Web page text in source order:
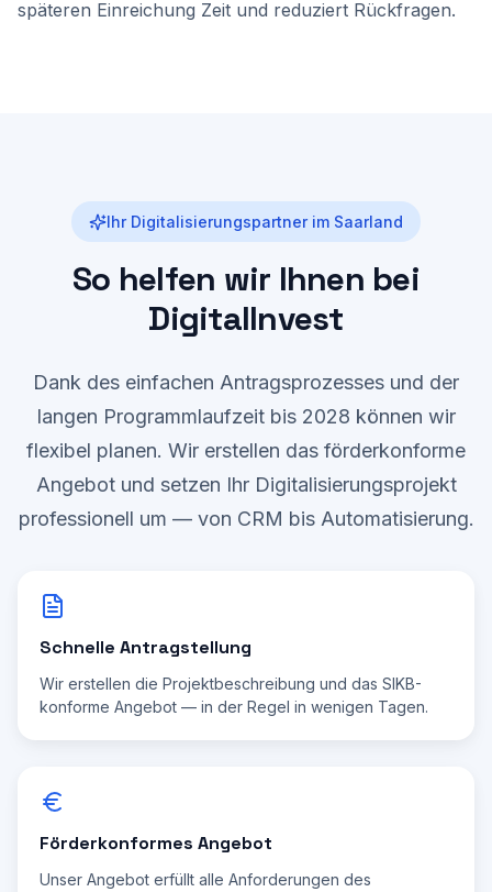
späteren Einreichung Zeit und reduziert Rückfragen.
Ihr Digitalisierungspartner im Saarland
So helfen wir Ihnen bei
DigitalInvest
Dank des einfachen Antragsprozesses und der
langen Programmlaufzeit bis 2028 können wir
flexibel planen. Wir erstellen das förderkonforme
Angebot und setzen Ihr Digitalisierungsprojekt
professionell um — von CRM bis Automatisierung.
Schnelle Antragstellung
Wir erstellen die Projektbeschreibung und das SIKB-
konforme Angebot — in der Regel in wenigen Tagen.
Förderkonformes Angebot
Unser Angebot erfüllt alle Anforderungen des